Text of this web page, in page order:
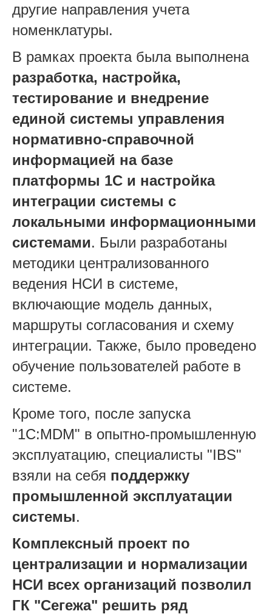
другие направления учета
номенклатуры.
В рамках проекта была выполнена
разработка, настройка,
тестирование и внедрение
единой системы управления
нормативно-справочной
информацией на базе
платформы 1С и настройка
интеграции системы с
локальными информационными
системами. Были разработаны
методики централизованного
ведения НСИ в системе,
включающие модель данных,
маршруты согласования и схему
интеграции. Также, было проведено
обучение пользователей работе в
системе.
Кроме того, после запуска
"1С:MDM" в опытно-промышленную
эксплуатацию, специалисты "IBS"
взяли на себя поддержку
промышленной эксплуатации
системы.
Комплексный проект по
централизации и нормализации
НСИ всех организаций позволил
ГК "Сегежа" решить ряд